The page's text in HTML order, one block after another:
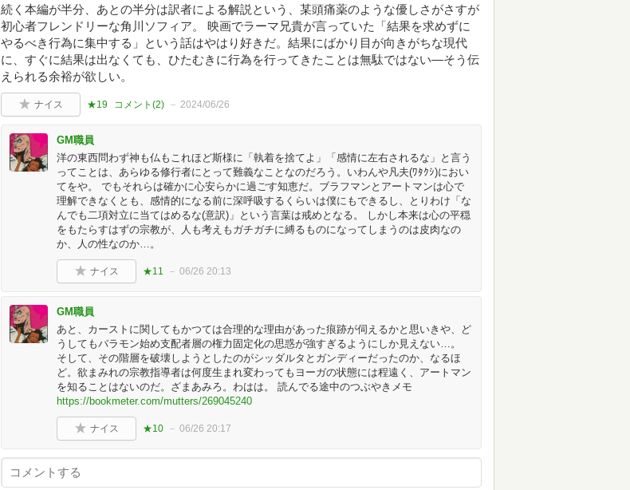
続く本編が半分、あとの半分は訳者による解説という、某頭痛薬のような優しさがさすが
初心者フレンドリーな角川ソフィア。 映画でラーマ兄貴が言っていた「結果を求めずに
やるべき行為に集中する」という話はやはり好きだ。結果にばかり目が向きがちな現代
に、すぐに結果は出なくても、ひたむきに行為を行ってきたことは無駄ではない―そう伝
えられる余裕が欲しい。
ナイス ★19 コメント(2) 2024/06/26
GM職員
洋の東西問わず神も仏もこれほど斯様に「執着を捨てよ」「感情に左右されるな」と言う
ってことは、あらゆる修行者にとって難義なことなのだろう。いわんや凡夫(ﾜﾀｸｼ)におい
てをや。 でもそれらは確かに心安らかに過ごす知恵だ。ブラフマンとアートマンは心で
理解できなくとも、感情的になる前に深呼吸するくらいは僕にもできるし、とりわけ「な
んでも二項対立に当てはめるな(意訳)」という言葉は戒めとなる。 しかし本来は心の平穏
をもたらすはずの宗教が、人も考えもガチガチに縛るものになってしまうのは皮肉なの
か、人の性なのか…。
ナイス ★11 06/26 20:13
GM職員
あと、カーストに関してもかつては合理的な理由があった痕跡が伺えるかと思いきや、ど
うしてもバラモン始め支配者層の権力固定化の思惑が強すぎるようにしか見えない…。
そして、その階層を破壊しようとしたのがシッダルタとガンディーだったのか、なるほ
ど。欲まみれの宗教指導者は何度生まれ変わってもヨーガの状態には程遠く、アートマン
を知ることはないのだ。ざまあみろ。わはは。 読んでる途中のつぶやきメモ
https://bookmeter.com/mutters/269045240
ナイス ★10 06/26 20:17